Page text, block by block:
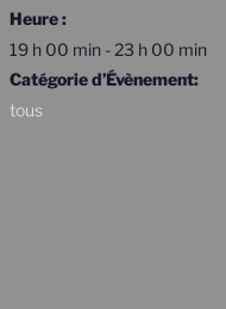
Heure :
19 h 00 min - 23 h 00 min
Catégorie d’Évènement:
tous